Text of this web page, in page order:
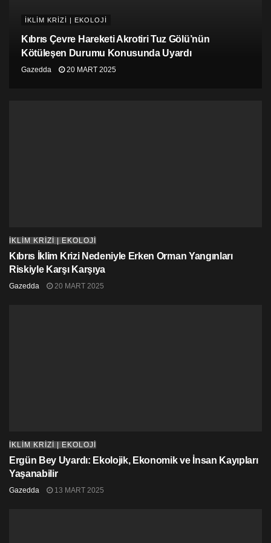
İKLİM KRİZİ | EKOLOJİ
Kıbrıs Çevre Hareketi Akrotiri Tuz Gölü’nün
Kötüleşen Durumu Konusunda Uyardı
Gazedda 20 MART 2025
İKLİM KRİZİ | EKOLOJİ
Kıbrıs İklim Krizi Nedeniyle Erken Orman Yangınları
Riskiyle Karşı Karşıya
Gazedda 20 MART 2025
İKLİM KRİZİ | EKOLOJİ
Ergün Bey Uyardı: Ekolojik, Ekonomik ve İnsan Kayıpları
Yaşanabilir
Gazedda 13 MART 2025